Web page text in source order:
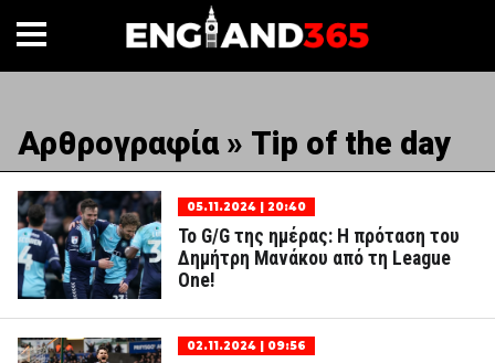
Αρθρογραφία » Tip of the day
05.11.2024 | 20:40
Το G/G της ημέρας: Η πρόταση του
Δημήτρη Μανάκου από τη League
One!
02.11.2024 | 09:56